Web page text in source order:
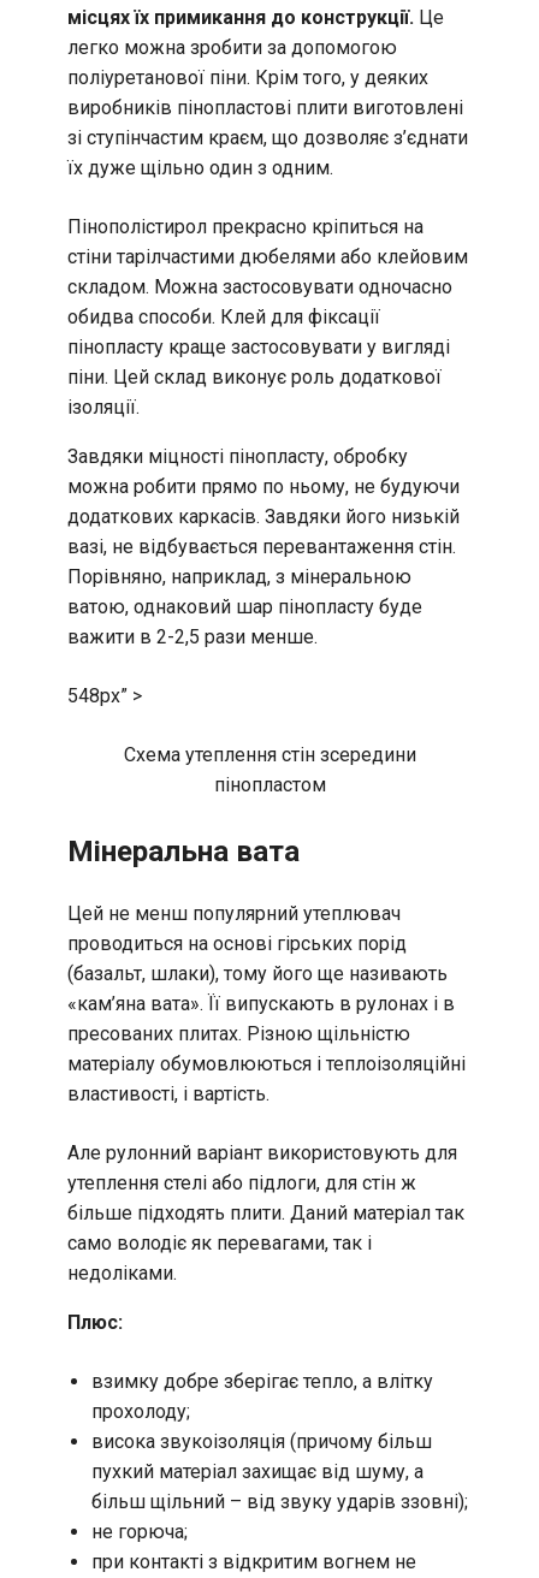
місцях їх примикання до конструкції. Це
легко можна зробити за допомогою
поліуретанової піни. Крім того, у деяких
виробників пінопластові плити виготовлені
зі ступінчастим краєм, що дозволяє з’єднати
їх дуже щільно один з одним.
Пінополістирол прекрасно кріпиться на
стіни тарілчастими дюбелями або клейовим
складом. Можна застосовувати одночасно
обидва способи. Клей для фіксації
пінопласту краще застосовувати у вигляді
піни. Цей склад виконує роль додаткової
ізоляції.
Завдяки міцності пінопласту, обробку
можна робити прямо по ньому, не будуючи
додаткових каркасів. Завдяки його низькій
вазі, не відбувається перевантаження стін.
Порівняно, наприклад, з мінеральною
ватою, однаковий шар пінопласту буде
важити в 2-2,5 рази менше.
548px” >
Схема утеплення стін зсередини
пінопластом
Мінеральна вата
Цей не менш популярний утеплювач
проводиться на основі гірських порід
(базальт, шлаки), тому його ще називають
«кам’яна вата». Її випускають в рулонах і в
пресованих плитах. Різною щільністю
матеріалу обумовлюються і теплоізоляційні
властивості, і вартість.
Але рулонний варіант використовують для
утеплення стелі або підлоги, для стін ж
більше підходять плити. Даний матеріал так
само володіє як перевагами, так і
недоліками.
Плюс:
взимку добре зберігає тепло, а влітку
прохолоду;
висока звукоізоляція (причому більш
пухкий матеріал захищає від шуму, а
більш щільний – від звуку ударів ззовні);
не горюча;
при контакті з відкритим вогнем не